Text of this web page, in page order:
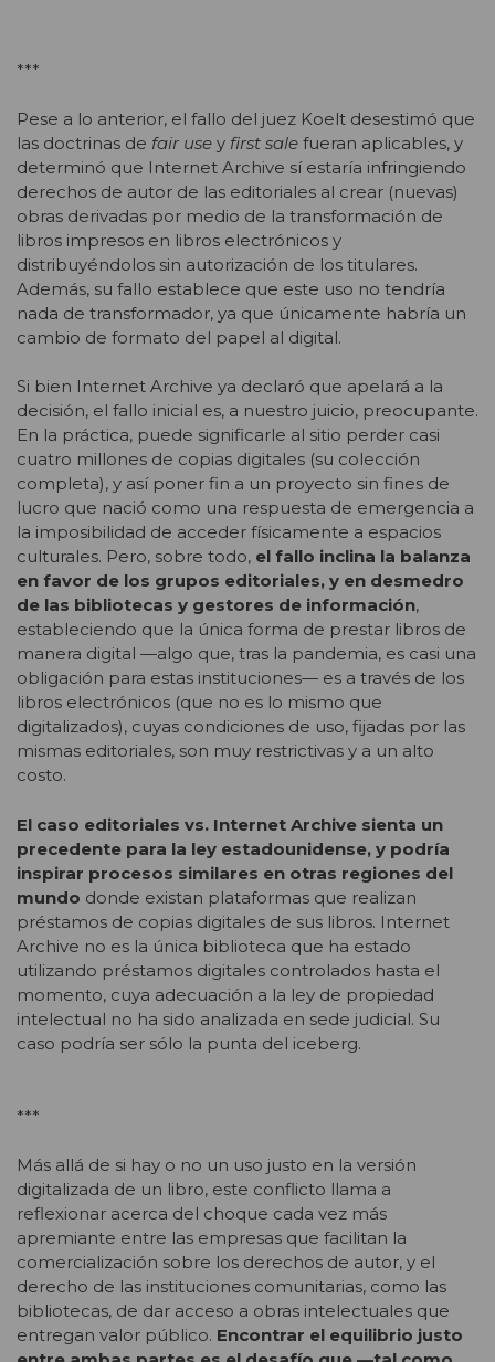
***
Pese a lo anterior, el fallo del juez Koelt desestimó que
las doctrinas de fair use y first sale fueran aplicables, y
determinó que Internet Archive sí estaría infringiendo
derechos de autor de las editoriales al crear (nuevas)
obras derivadas por medio de la transformación de
libros impresos en libros electrónicos y
distribuyéndolos sin autorización de los titulares.
Además, su fallo establece que este uso no tendría
nada de transformador, ya que únicamente habría un
cambio de formato del papel al digital.
Si bien Internet Archive ya declaró que apelará a la
decisión, el fallo inicial es, a nuestro juicio, preocupante.
En la práctica, puede significarle al sitio perder casi
cuatro millones de copias digitales (su colección
completa), y así poner fin a un proyecto sin fines de
lucro que nació como una respuesta de emergencia a
la imposibilidad de acceder físicamente a espacios
culturales. Pero, sobre todo, el fallo inclina la balanza
en favor de los grupos editoriales, y en desmedro
de las bibliotecas y gestores de información,
estableciendo que la única forma de prestar libros de
manera digital —algo que, tras la pandemia, es casi una
obligación para estas instituciones— es a través de los
libros electrónicos (que no es lo mismo que
digitalizados), cuyas condiciones de uso, fijadas por las
mismas editoriales, son muy restrictivas y a un alto
costo.
El caso editoriales vs. Internet Archive sienta un
precedente para la ley estadounidense, y podría
inspirar procesos similares en otras regiones del
mundo donde existan plataformas que realizan
préstamos de copias digitales de sus libros. Internet
Archive no es la única biblioteca que ha estado
utilizando préstamos digitales controlados hasta el
momento, cuya adecuación a la ley de propiedad
intelectual no ha sido analizada en sede judicial. Su
caso podría ser sólo la punta del iceberg.
***
Más allá de si hay o no un uso justo en la versión
digitalizada de un libro, este conflicto llama a
reflexionar acerca del choque cada vez más
apremiante entre las empresas que facilitan la
comercialización sobre los derechos de autor, y el
derecho de las instituciones comunitarias, como las
bibliotecas, de dar acceso a obras intelectuales que
entregan valor público. Encontrar el equilibrio justo